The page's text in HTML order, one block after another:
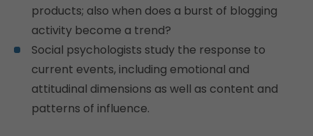
products; also when does a burst of blogging
activity become a trend?
Social psychologists study the response to
current events, including emotional and
attitudinal dimensions as well as content and
patterns of influence.